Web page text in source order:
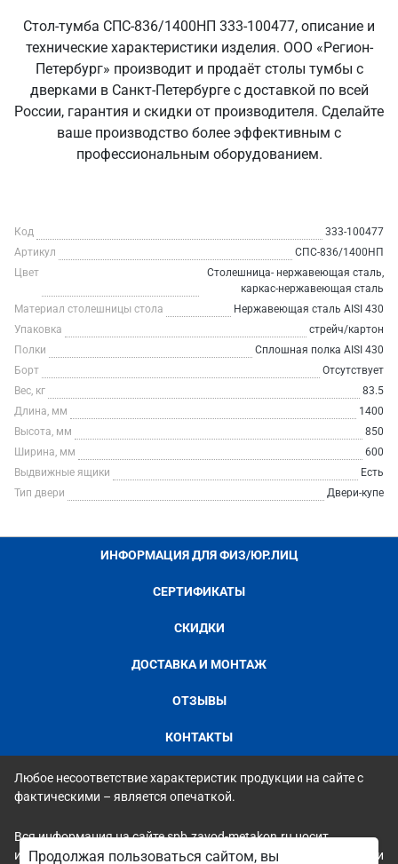
Стол-тумба СПС-836/1400НП 333-100477, описание и
технические характеристики изделия. ООО «Регион-
Петербург» производит и продаёт столы тумбы с
дверками в Санкт‑Петербурге с доставкой по всей
России, гарантия и скидки от производителя. Сделайте
ваше производство более эффективным с
профессиональным оборудованием.
Код
333-100477
Артикул
СПС-836/1400НП
Цвет
Столешница- нержавеющая сталь,
каркас-нержавеющая сталь
Материал столешницы стола
Нержавеющая сталь AISI 430
Упаковка
стрейч/картон
Полки
Сплошная полка AISI 430
Борт
Отсутствует
Вес, кг
83.5
Длина, мм
1400
Высота, мм
850
Ширина, мм
600
Выдвижные ящики
Есть
Тип двери
Двери-купе
ИНФОРМАЦИЯ ДЛЯ ФИЗ/ЮР.ЛИЦ
СЕРТИФИКАТЫ
СКИДКИ
ДОСТАВКА И МОНТАЖ
ОТЗЫВЫ
КОНТАКТЫ
Любое несоответствие характеристик продукции на сайте с
фактическими – является опечаткой.
Вся информация на сайте spb.zavod-metakon.ru носит
исключительно ознакомительный и справочный характер и ни
Продолжая пользоваться сайтом, вы